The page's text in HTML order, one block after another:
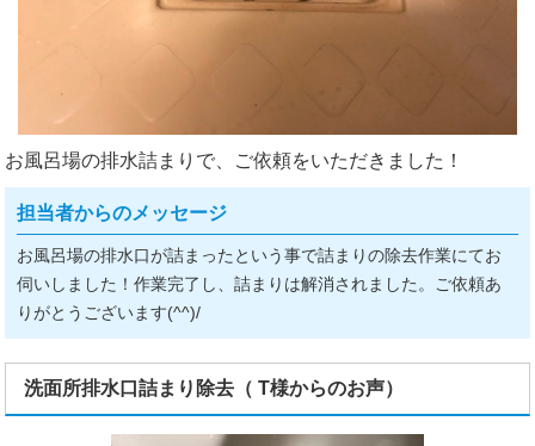
お風呂場の排水詰まりで、ご依頼をいただきました！
担当者からのメッセージ
お風呂場の排水口が詰まったという事で詰まりの除去作業にてお
伺いしました！作業完了し、詰まりは解消されました。ご依頼あ
りがとうございます(^^)/
洗面所排水口詰まり除去（ T様からのお声）